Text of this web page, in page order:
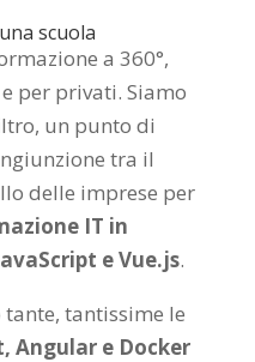
scuola
a 360°,
per privati. Siamo
un punto di
tra il
delle imprese per
IT in
e Vue.js.
tante, tantissime le
Angular e Docker